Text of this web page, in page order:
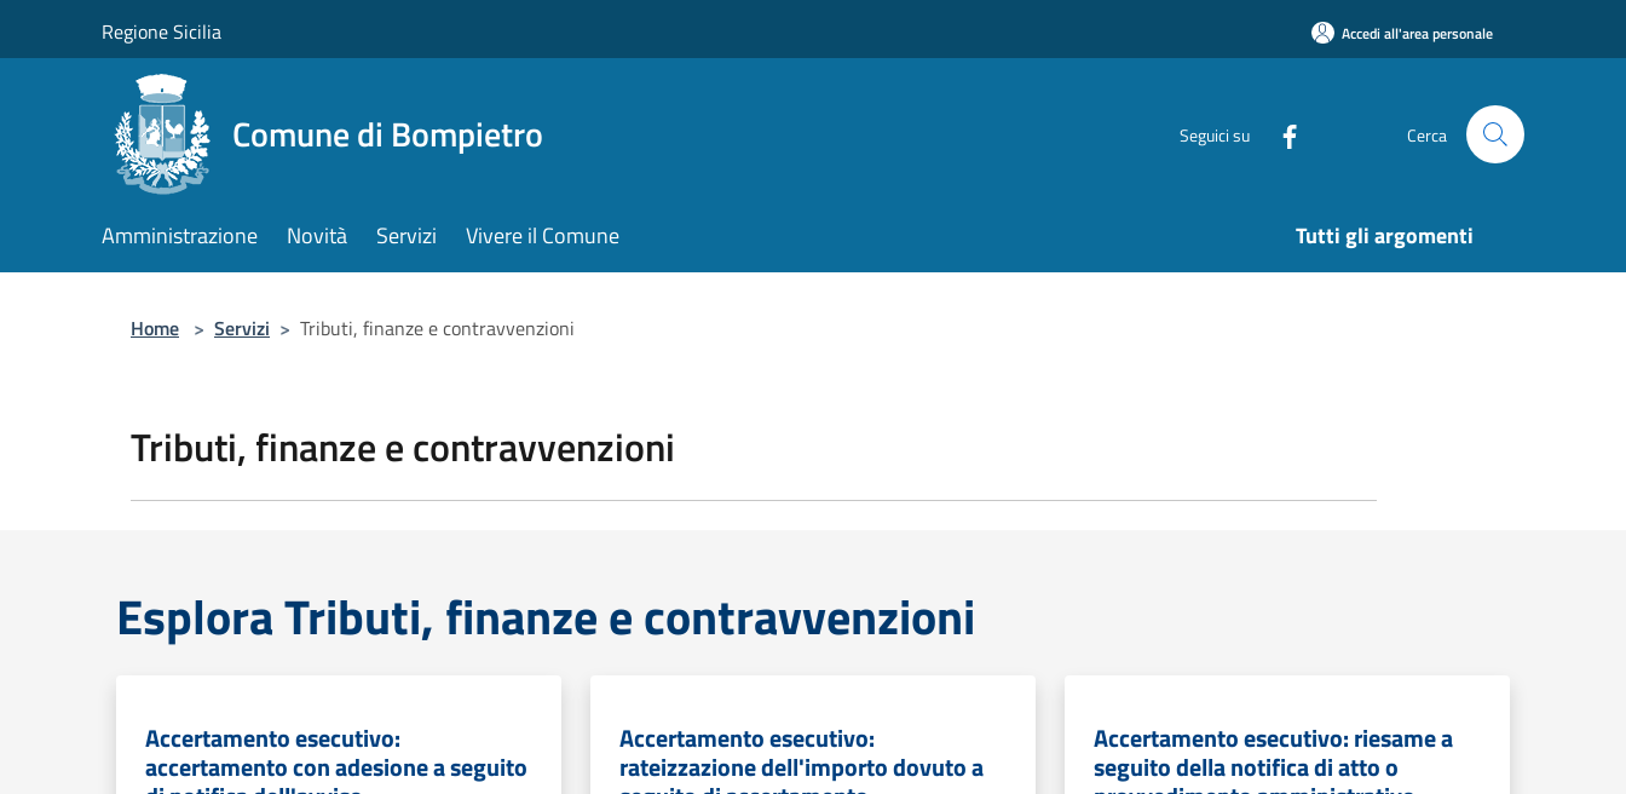
Regione Sicilia Accedi all'area personale
Comune di Bompietro Seguici su Cerca
Amministrazione Novità Servizi Vivere il Comune Tutti gli argomenti
Home > Servizi > Tributi, finanze e contravvenzioni
Tributi, finanze e contravvenzioni
Esplora Tributi, finanze e contravvenzioni
Accertamento esecutivo:
accertamento con adesione a seguito
Accertamento esecutivo:
rateizzazione dell'importo dovuto a
Accertamento esecutivo: riesame a
seguito della notifica di atto o